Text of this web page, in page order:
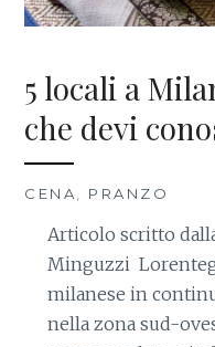
5 locali a
che devi
CENA PRANZO
Articolo scritto
Minguzzi
milanese in
nella zona sud-